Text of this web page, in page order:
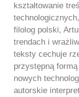
kształtowanie
filolog polski,
trendach i
teksty cechuje
przystępną
nowych
autorskie